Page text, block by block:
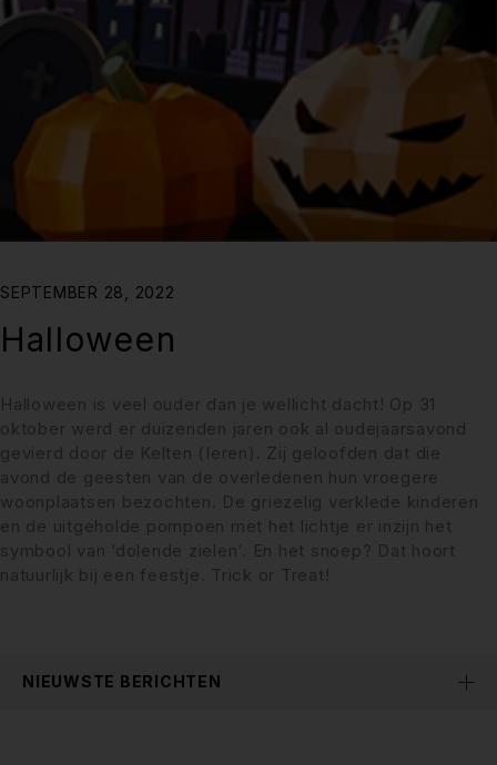
SEPTEMBER 28, 2022
Halloween
Halloween is veel ouder dan je wellicht dacht! Op 31
oktober werd er duizenden jaren ook al oudejaarsavond
gevierd door de Kelten (Ieren). Zij geloofden dat die
avond de geesten van de overledenen hun vroegere
woonplaatsen bezochten. De griezelig verklede kinderen
en de uitgeholde pompoen met het lichtje er inzijn het
symbool van ‘dolende zielen’. En het snoep? Dat hoort
natuurlijk bij een feestje. Trick or Treat!
NIEUWSTE BERICHTEN